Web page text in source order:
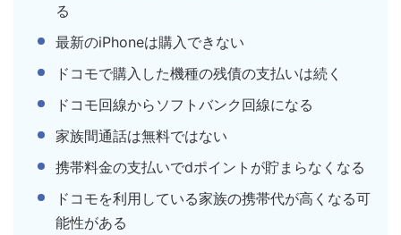
る
最新のiPhoneは購入できない
ドコモで購入した機種の残債の支払いは続く
ドコモ回線からソフトバンク回線になる
家族間通話は無料ではない
携帯料金の支払いでdポイントが貯まらなくなる
ドコモを利用している家族の携帯代が高くなる可
能性がある